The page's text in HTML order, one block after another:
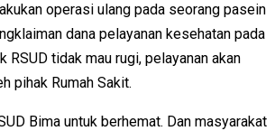
operasi ulang pada seorang pasein
dana pelayanan kesehatan pada
tidak mau rugi, pelayanan akan
pihak Rumah Sakit.
Bima untuk berhemat. Dan masyarakat